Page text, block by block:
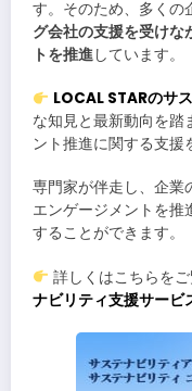
す。そのため、多くの
グ会社の支援を受けな
トを推進しています。
LOCAL STARのサ
な知見と最新動向を踏
ント推進に関する支援
専門家が伴走し、企業
エンゲージメントを推
することができます。
詳しくはこちらをご
ナビリティ支援サービ